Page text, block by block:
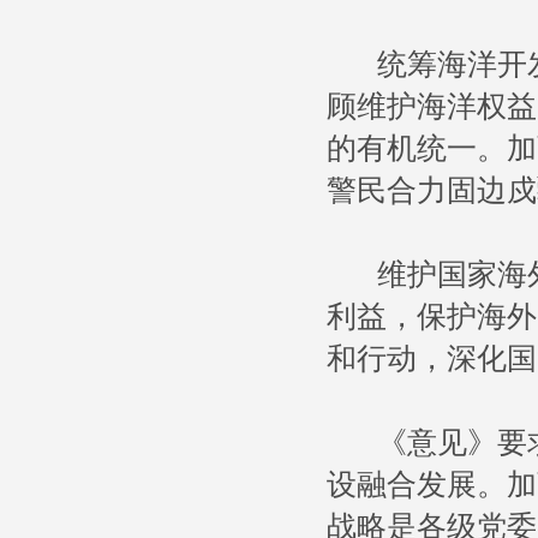
统筹海洋开
顾维护海洋权
的有机统一。
警民合力固边
维护国家海
利益，保护海
和行动，深化
《意见》要
设融合发展。
战略是各级党